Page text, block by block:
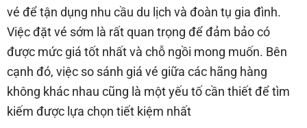
vé để tận dụng nhu cầu du lịch và đoàn tụ gia đình.
Việc đặt vé sớm là rất quan trọng để đảm bảo có
được mức giá tốt nhất và chỗ ngồi mong muốn. Bên
cạnh đó, việc so sánh giá vé giữa các hãng hàng
không khác nhau cũng là một yếu tố cần thiết để tìm
kiếm được lựa chọn tiết kiệm nhất